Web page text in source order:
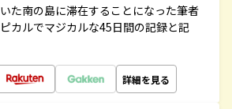
た南の島に滞在することになった筆者
カルでマジカルな45日間の記録と記
詳細を見る